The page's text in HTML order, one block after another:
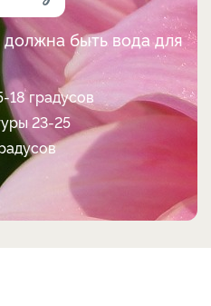
быть вода для
18 градусов
23-25